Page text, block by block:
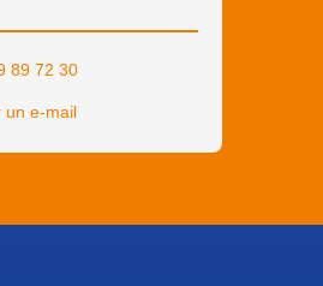
89 72 30
un e-mail